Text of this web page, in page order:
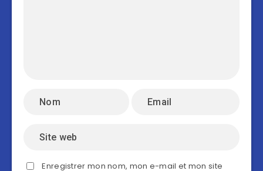
Enregistrer mon nom, mon e-mail et mon site